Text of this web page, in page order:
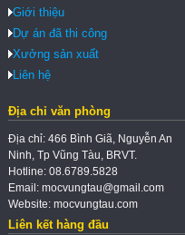
Giới thiệu
Dự án đã thi công
Xưởng sản xuất
Liên hệ
Địa chỉ văn phòng
Địa chỉ: 466 Bình Giã, Nguyễn An
Ninh, Tp Vũng Tàu, BRVT.
Hotline: 08.6789.5828
Email: mocvungtau@gmail.com
Website: mocvungtau.com
Liên kết hàng đầu